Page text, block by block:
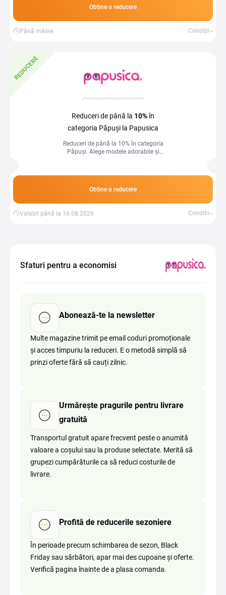
Obține o reducere
Până mâine Condiții
REDUCERE
Reduceri de până la 10%în
categoria Păpuși la Papusica
Reduceri de până la 10% în categoria
Păpuși. Alege modele adorabile și
Obține o reducere
Valabil până la 16.08.2026 Condiții
Sfaturi pentru a economisi
Abonează-te la newsletter
Multe magazine trimit pe email coduri promoționale
și acces timpuriu la reduceri. E o metodă simplă să
prinzi oferte fără să cauți zilnic.
Urmărește pragurile pentru livrare
gratuită
Transportul gratuit apare frecvent peste o anumită
valoare a coșului sau la produse selectate. Merită să
grupezi cumpărăturile ca să reduci costurile de
livrare.
Profită de reducerile sezoniere
În perioade precum schimbarea de sezon, Black
Friday sau sărbători, apar mai des cupoane și oferte.
Verifică pagina înainte de a plasa comanda.